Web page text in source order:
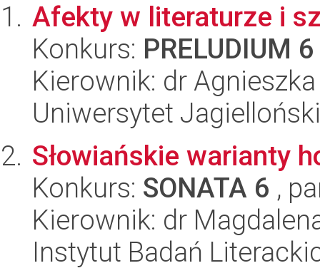
Afekty w literaturze i
Konkurs: PRELUDIUM 6
Kierownik: dr
Uniwersytet
Słowiańskie warianty
Konkurs: SONATA 6 ,
Kierownik: dr
Instytut Badań